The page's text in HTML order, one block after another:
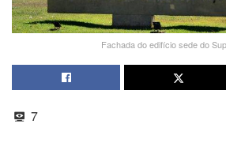
Fachada do edifício sede do
7